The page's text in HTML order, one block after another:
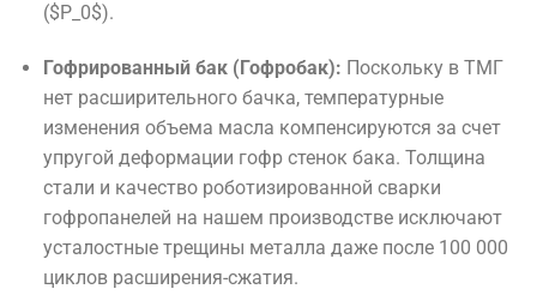
($P_0$).
Гофрированный бак (Гофробак): Поскольку в ТМГ
нет расширительного бачка, температурные
изменения объема масла компенсируются за счет
упругой деформации гофр стенок бака. Толщина
стали и качество роботизированной сварки
гофропанелей на нашем производстве исключают
усталостные трещины металла даже после 100 000
циклов расширения-сжатия.